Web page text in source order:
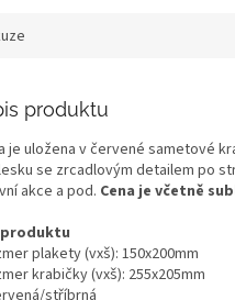
produktu
je uložena v červené sametové
se zrcadlovým detailem po
akce a pod. Cena je včetně
plakety (vxš): 150x200mm
krabičky (vxš): 255x205mm